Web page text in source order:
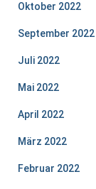
Oktober 2022
September 2022
Juli 2022
Mai 2022
April 2022
März 2022
Februar 2022